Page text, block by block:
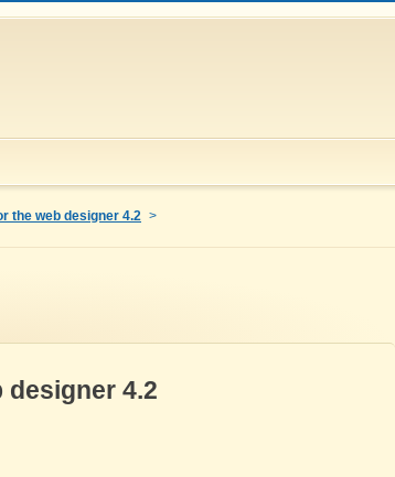
the web designer 4.2 >
designer 4.2